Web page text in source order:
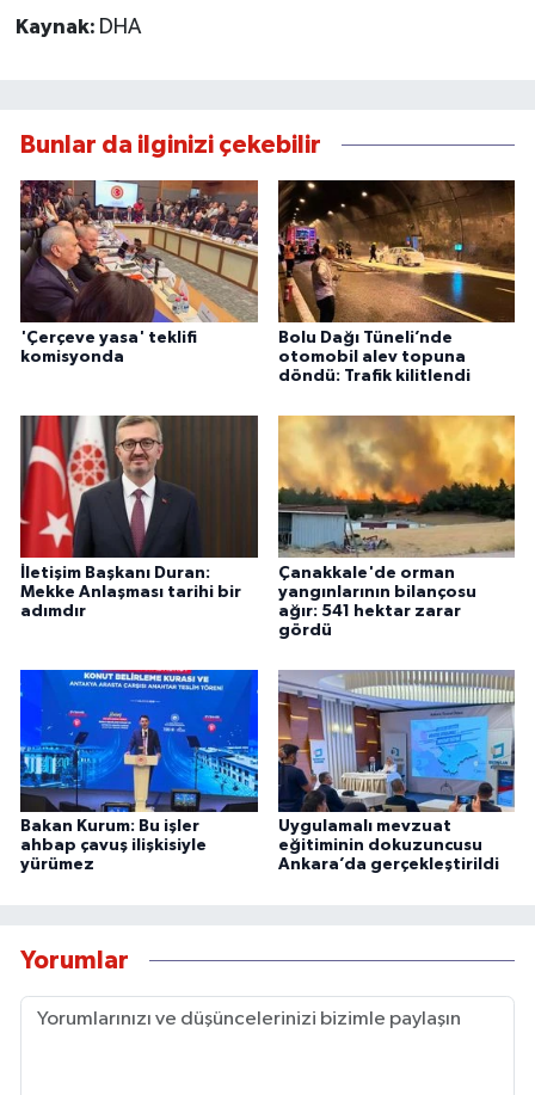
Kaynak: DHA
Bunlar da ilginizi çekebilir
'Çerçeve yasa' teklifi
komisyonda
Bolu Dağı Tüneli’nde
otomobil alev topuna
döndü: Trafik kilitlendi
İletişim Başkanı Duran:
Mekke Anlaşması tarihi bir
adımdır
Çanakkale'de orman
yangınlarının bilançosu
ağır: 541 hektar zarar
gördü
Bakan Kurum: Bu işler
ahbap çavuş ilişkisiyle
yürümez
Uygulamalı mevzuat
eğitiminin dokuzuncusu
Ankara’da gerçekleştirildi
Yorumlar